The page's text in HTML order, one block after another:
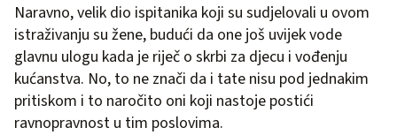
Naravno, velik dio ispitanika koji su sudjelovali u ovom
istraživanju su žene, budući da one još uvijek vode
glavnu ulogu kada je riječ o skrbi za djecu i vođenju
kućanstva. No, to ne znači da i tate nisu pod jednakim
pritiskom i to naročito oni koji nastoje postići
ravnopravnost u tim poslovima.